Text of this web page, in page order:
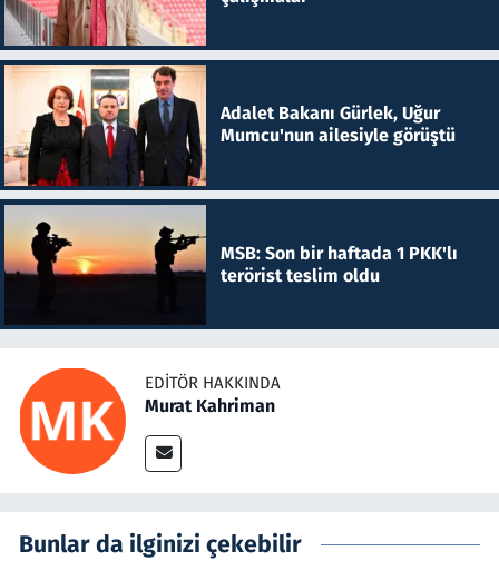
Adalet Bakanı Gürlek, Uğur
Mumcu'nun ailesiyle görüştü
MSB: Son bir haftada 1 PKK'lı
terörist teslim oldu
EDITÖR HAKKINDA
Murat Kahriman
Bunlar da ilginizi çekebilir